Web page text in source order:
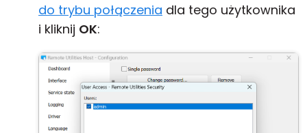
do trybu połączenia dla tego użytkownika
i kliknij OK: